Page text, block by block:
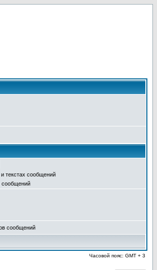
текстах сообщений
сообщений
сообщений
Часовой пояс: GMT + 3